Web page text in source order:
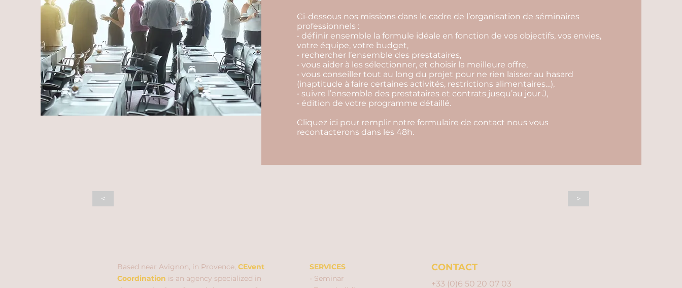
Ci-dessous nos missions dans le cadre de l’organisation de séminaires
professionnels :
• définir ensemble la formule idéale en fonction de vos objectifs, vos envies,
votre équipe, votre budget,
• rechercher l’ensemble des prestataires,
• vous aider à les sélectionner, et choisir la meilleure offre,
• vous conseiller tout au long du projet pour ne rien laisser au hasard
(inaptitude à faire certaines activités, restrictions alimentaires…),
• suivre l’ensemble des prestataires et contrats jusqu’au jour J,
• édition de votre programme détaillé.
Cliquez ici pour remplir notre formulaire de contact nous vous
recontacterons dans les 48h.
< >
Based near Avignon, in Provence, CEvent
Coordination is an agency specialized in
SERVICES
- Seminar
CONTACT
+33 (0)6 50 20 07 03